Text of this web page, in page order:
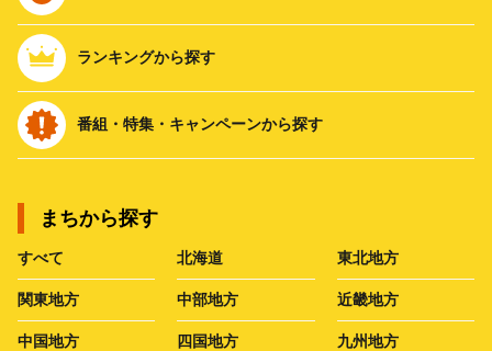
ランキングから探す
番組・特集・キャンペーンから探す
まちから探す
すべて 北海道 東北地方
関東地方 中部地方 近畿地方
中国地方 四国地方 九州地方